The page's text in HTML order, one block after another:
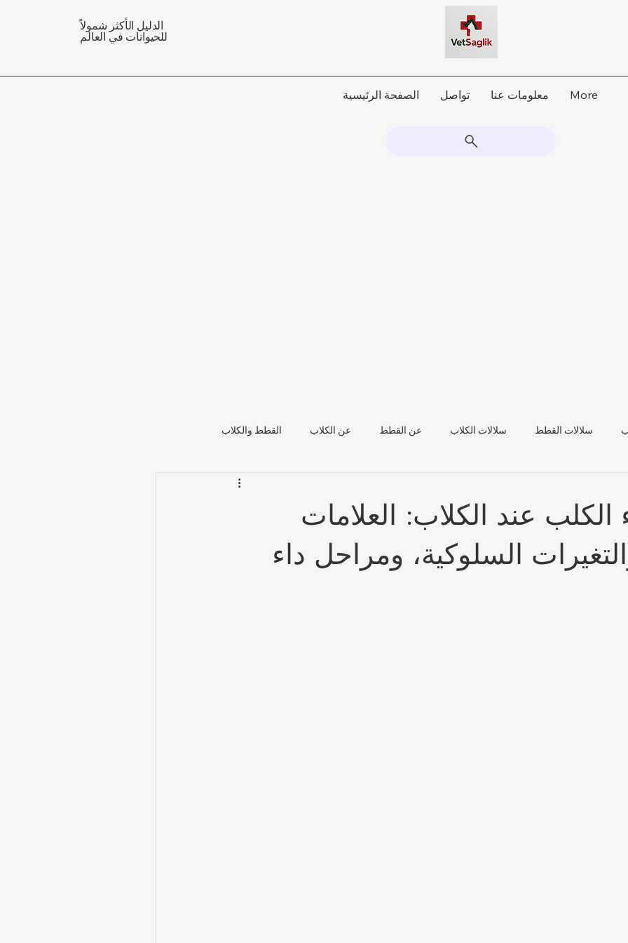
الدليل الأكثر شمولاً
للحيوانات في العالم
الصفحة الرئيسية تواصل معلومات عنا More
سلالات القطط سلالات الكلاب عن القطط عن الكلاب القطط والكلاب
عند الكلاب: العلامات
السلوكية، ومراحل داء